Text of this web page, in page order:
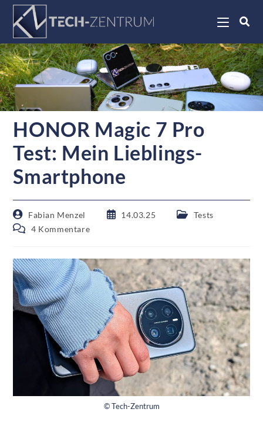
HONOR Magic 7 Pro
Test: Mein Lieblings-
Smartphone
Fabian Menzel 14.03.25
Tests
4 Kommentare
© Tech-Zentrum